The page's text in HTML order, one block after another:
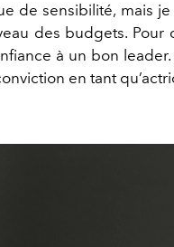
de sensibilité, mais je
des budgets.
à un bon
en tant